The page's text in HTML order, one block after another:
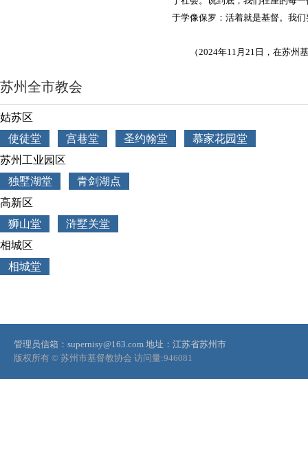
于学像保罗：活着就是基督。我
（2024年11月21日，在苏州
苏州全市教会
姑苏区
使徒堂
宫巷堂 圣约翰堂
慕家花园堂
苏州工业园区
独墅湖堂
青剑湖点
高新区
狮山堂
浒墅关堂
相城区
相城堂
管理员信箱：supernisy@163.com 地址：江苏省苏州市
版权所有 © 苏州市基督教协会 访问量:946081